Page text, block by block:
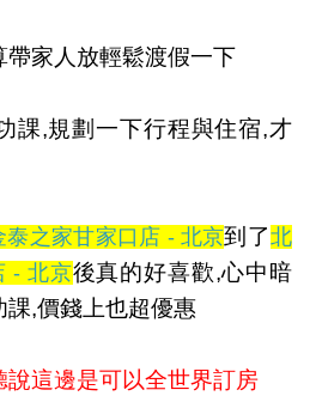
家人放輕鬆渡假一下
課,規劃一下行程與住宿,才
泰之家甘家口店 - 北京到了北
- 北京後真的好喜歡,心中暗
課,價錢上也超優惠
說這邊是可以全世界訂房